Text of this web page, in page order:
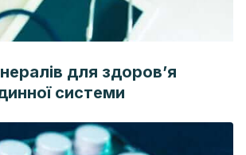
для здоров’я
системи